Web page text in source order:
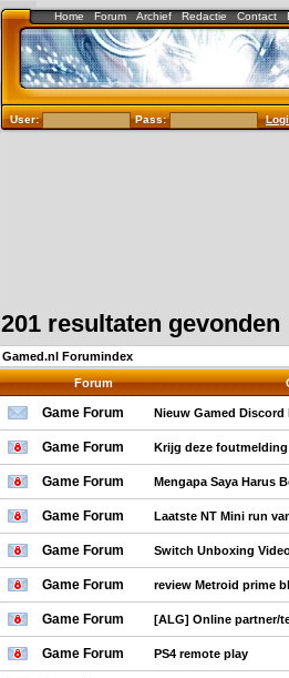
Home Forum Archief Redactie Contact
User: Pass:
201 resultaten gevonden
Gamed.nl Forumindex
Forum
Game Forum Nieuw Gamed Discord
Game Forum Krijg deze
Game Forum Mengapa Saya Harus
Game Forum Laatste NT Mini run
Game Forum Switch Unboxing
Game Forum review Metroid prime
Game Forum [ALG] Online partner/
Game Forum PS4 remote play